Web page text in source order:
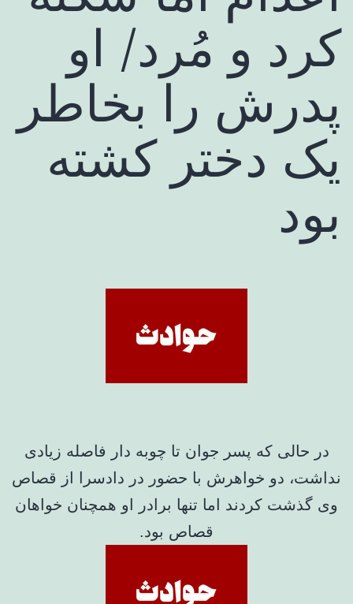
کرد و مُرد/ او
پدرش را بخاطر
یک دختر کشته
بود
در حالی که پسر جوان تا چوبه دار فاصله زیادی
نداشت، دو خواهرش با حضور در دادسرا از قصاص
وی گذشت کردند اما تنها برادر او همچنان خواهان
قصاص بود.